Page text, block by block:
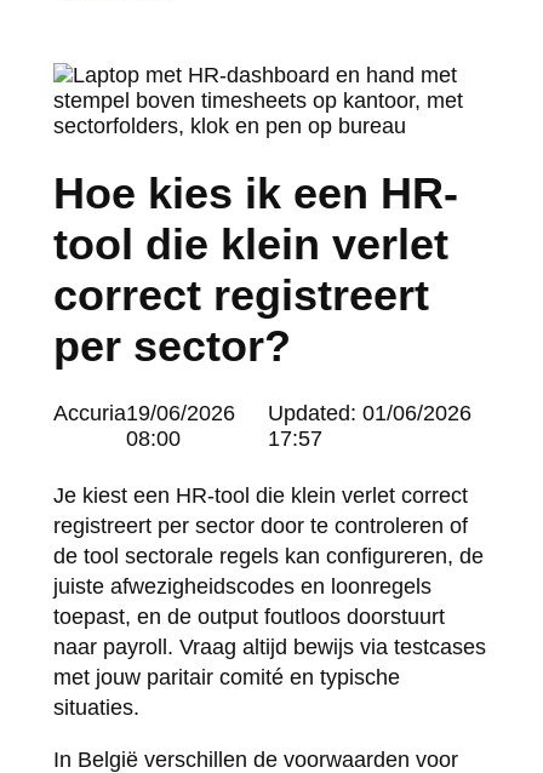
Hoe kies ik een HR-
tool die klein verlet
correct registreert
per sector?
Posted
Accuria19/06/2026
08:00
Updated:01/06/2026
17:57
Je kiest een HR-tool die klein verlet correct
registreert per sector door te controleren of
de tool sectorale regels kan configureren, de
juiste afwezigheidscodes en loonregels
toepast, en de output foutloos doorstuurt
naar payroll. Vraag altijd bewijs via testcases
met jouw paritair comité en typische
situaties.
In België verschillen de voorwaarden voor